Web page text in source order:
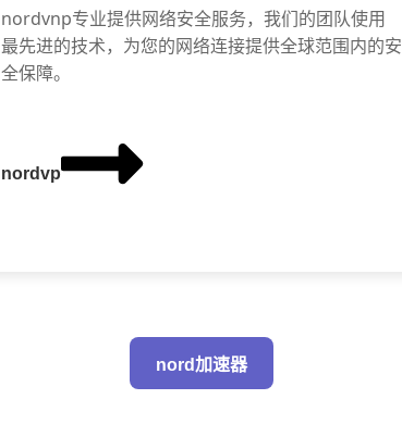
nordvnp专业提供网络安全服务，我们的团队使用
最先进的技术，为您的网络连接提供全球范围内的安
全保障。
nordvp
nord加速器